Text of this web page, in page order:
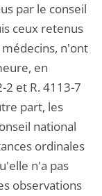
par le conseil
ceux retenus
n'ont
en
2 et R. 4113-7
part, les
national
ordinales
n'a pas
observations